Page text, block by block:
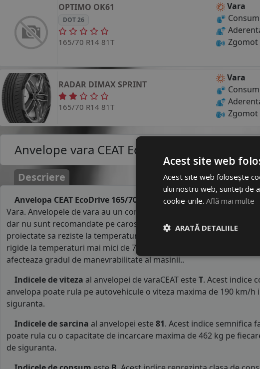
OPTIMO OK61
DOT 26
165/70 R14 81T
Vara
Consum
Zgomot
RADAR DIMAX SPRINT
165/70 R14 81T
Vara
Consum
Zgomot
Anvelope vara CEAT EcoDrive 165/70R14 81T
Descriere
Anvelopa CEAT EcoDrive 165/70R14 81Tpentru autoturisme este
Vara. Anvelopele de vara au un comportament foarte bun pe asfalt
dar nu sunt recomandate pe carosabil acoperit de gheata sau
proiectate sa reziste la temperaturile ridicate din perioada verii,
rigide la temperaturi mai mici de 7°C. Rigiditatea anvelopelor scade
afecteaza gradul de manevrabilitate al masinii..
Indicele de viteza al anvelopei de varaCEAT este T. Acest indice
anvelopa poate rula pe autovehicule o viteza maxima de 190 km/h
siguranta.
Indicele de sarcina al anvelopei este 81. Acest indice semnifica
poate rula cu o capacitate de incarcare maxima de 462 kg pe
de siguranta.
Acest site web
Acest site web folosește
ului nostru web, sunteți de
cookie-urile. Află mai multe
ARATĂ DETALIILE